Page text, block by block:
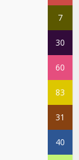
7
30
60
83
31
40